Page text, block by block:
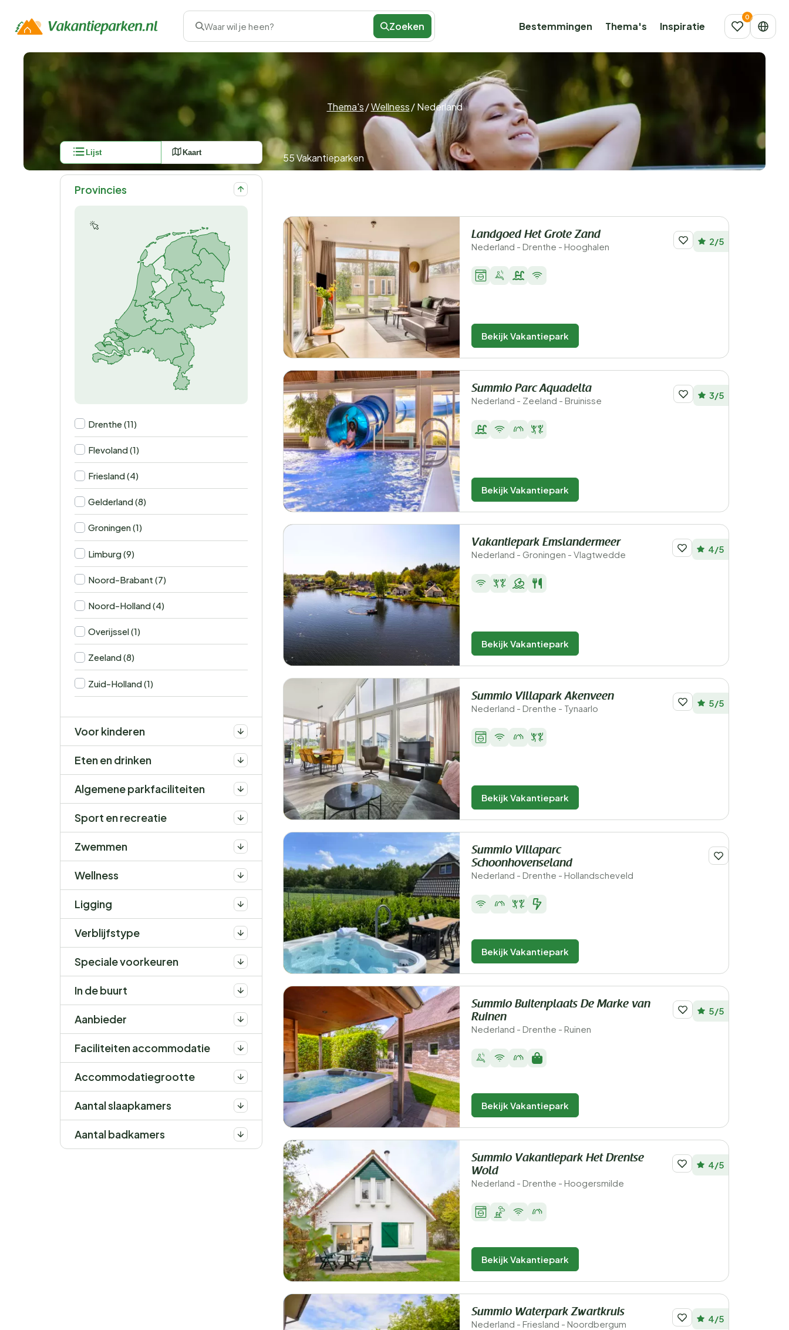
Waar wil je heen? Zoeken Bestemmingen Thema's Inspiratie
Thema's/Wellness/Nederland
Lijst Kaart
Provincies
Drenthe (11)
Flevoland (1)
Friesland (4)
Gelderland (8)
Groningen (1)
Limburg (9)
Noord-Brabant (7)
Noord-Holland (4)
Overijssel (1)
Zeeland (8)
Zuid-Holland (1)
Voor kinderen
Eten en drinken
Algemene parkfaciliteiten
Sport en recreatie
Zwemmen
Wellness
Ligging
Verblijfstype
Speciale voorkeuren
In de buurt
Aanbieder
Faciliteiten accommodatie
Accommodatiegrootte
Aantal slaapkamers
Aantal badkamers
55 Vakantieparken
Landgoed Het Grote Zand
Nederland - Drenthe - Hooghalen 2/5
Bekijk Vakantiepark
Summio Parc Aquadelta
Nederland - Zeeland - Bruinisse 3/5
Bekijk Vakantiepark
Vakantiepark Emslandermeer
Nederland - Groningen - Vlagtwedde 4/5
Bekijk Vakantiepark
Summio Villapark Akenveen
Nederland - Drenthe - Tynaarlo 5/5
Bekijk Vakantiepark
Summio Villaparc
Schoonhovenseland
Nederland - Drenthe - Hollandscheveld
Bekijk Vakantiepark
Summio Buitenplaats De Marke van
Ruinen
Nederland - Drenthe - Ruinen
5/5
Bekijk Vakantiepark
Summio Vakantiepark Het Drentse
Wold
Nederland - Drenthe - Hoogersmilde
4/5
Bekijk Vakantiepark
Summio Waterpark Zwartkruis
Nederland - Friesland - Noordbergum 4/5